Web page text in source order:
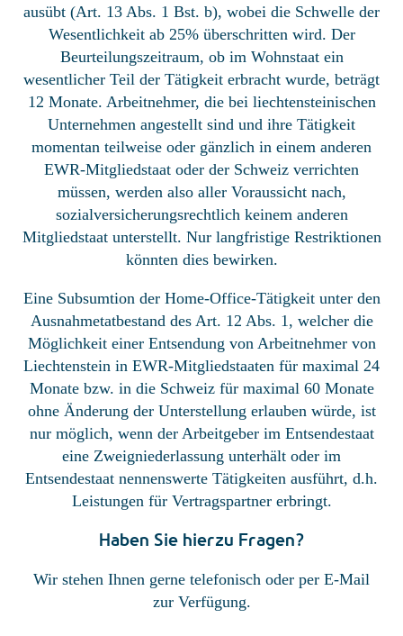
ausübt (Art. 13 Abs. 1 Bst. b), wobei die Schwelle der
Wesentlichkeit ab 25% überschritten wird. Der
Beurteilungszeitraum, ob im Wohnstaat ein
wesentlicher Teil der Tätigkeit erbracht wurde, beträgt
12 Monate. Arbeitnehmer, die bei liechtensteinischen
Unternehmen angestellt sind und ihre Tätigkeit
momentan teilweise oder gänzlich in einem anderen
EWR-Mitgliedstaat oder der Schweiz verrichten
müssen, werden also aller Voraussicht nach,
sozialversicherungsrechtlich keinem anderen
Mitgliedstaat unterstellt. Nur langfristige Restriktionen
könnten dies bewirken.
Eine Subsumtion der Home-Office-Tätigkeit unter den
Ausnahmetatbestand des Art. 12 Abs. 1, welcher die
Möglichkeit einer Entsendung von Arbeitnehmer von
Liechtenstein in EWR-Mitgliedstaaten für maximal 24
Monate bzw. in die Schweiz für maximal 60 Monate
ohne Änderung der Unterstellung erlauben würde, ist
nur möglich, wenn der Arbeitgeber im Entsendestaat
eine Zweigniederlassung unterhält oder im
Entsendestaat nennenswerte Tätigkeiten ausführt, d.h.
Leistungen für Vertragspartner erbringt.
Haben Sie hierzu Fragen?
Wir stehen Ihnen gerne telefonisch oder per E-Mail
zur Verfügung.